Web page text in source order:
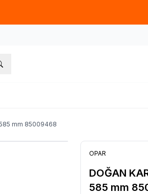
585 mm 85009468
OPAR
DOĞAN
585 mm